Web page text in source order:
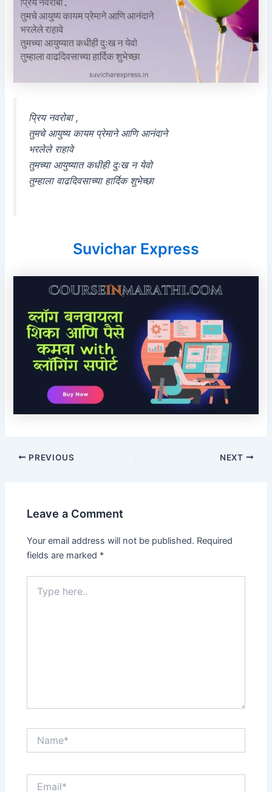
प्रिय नवरोबा ,
तुमचे आयुष्य कायम प्रेमाने आणि आनंदाने
भरलेले राहावे
तुमच्या आयुष्यात कधीही दुःख न येवो
तुम्हाला वाढदिवसाच्या हार्दिक शुभेच्छा
Suvichar Express
PREVIOUS NEXT
Leave a Comment
Your email address will not be published. Required
fields are marked *
here..